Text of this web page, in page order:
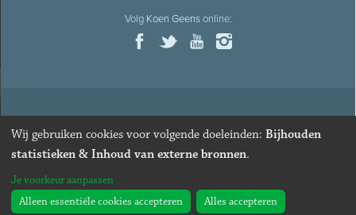
Volg Koen Geensonline:
© 2026Oud-minister en ere-volksvertegenwoordiger Koen
· Alle rechten voorbehouden · Cookies wijzigen
Webdesign&website ontwikkelingdoor Zenjoy in Leuven
Wij gebruiken cookies voor volgende doeleinden: Bijhouden
statistieken & Inhoud van externe bronnen.
Je voorkeur aanpassen
Alleen essentiële cookies accepteren
Alles accepteren